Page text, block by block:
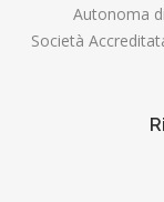
Autonoma
Società